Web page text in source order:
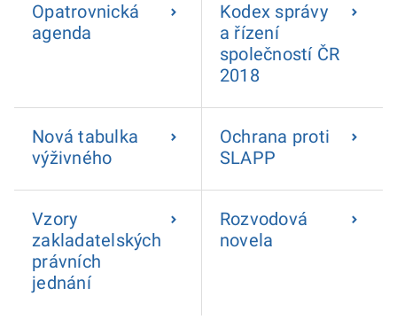
Opatrovnická
agenda
Kodex správy
a řízení
společností ČR
2018
Nová tabulka
výživného
Ochrana proti
SLAPP
Vzory
zakladatelských
právních
jednání
Rozvodová
novela